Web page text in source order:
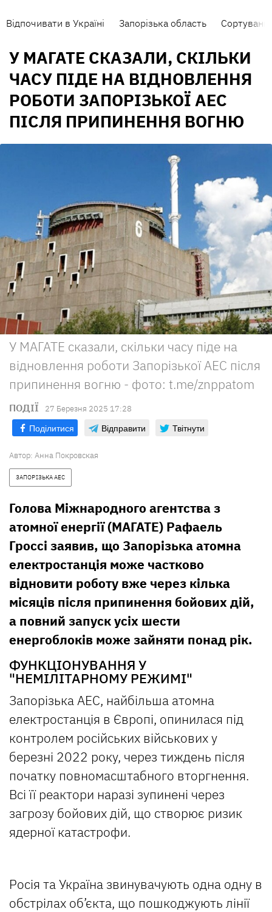
Відпочивати в Україні Запорізька область
У МАГАТЕ СКАЗАЛИ, СКІЛЬКИ
ЧАСУ ПІДЕ НА ВІДНОВЛЕННЯ
РОБОТИ ЗАПОРІЗЬКОЇ АЕС
ПІСЛЯ ПРИПИНЕННЯ ВОГНЮ
У МАГАТЕ сказали, скільки часу піде на
відновлення роботи Запорізької АЕС після
припинення вогню - фото: t.me/znppatom
ПОДІЇ 27 Березня 2025 17:28
Поділитися Відправити Твітнути
Автор: Анна Покровская
ЗАПОРІЗЬКА АЕС
Голова Міжнародного агентства з
атомної енергії (МАГАТЕ) Рафаель
Гроссі заявив, що Запорізька атомна
електростанція може частково
відновити роботу вже через кілька
місяців після припинення бойових дій,
а повний запуск усіх шести
енергоблоків може зайняти понад рік.
ФУНКЦІОНУВАННЯ У
"НЕМІЛІТАРНОМУ РЕЖИМІ"
Запорізька АЕС, найбільша атомна
електростанція в Європі, опинилася під
контролем російських військових у
березні 2022 року, через тиждень після
початку повномасштабного вторгнення.
Всі її реактори наразі зупинені через
загрозу бойових дій, що створює ризик
ядерної катастрофи.
Росія та Україна звинувачують одна одну в
обстрілах об’єкта, що пошкоджують лінії